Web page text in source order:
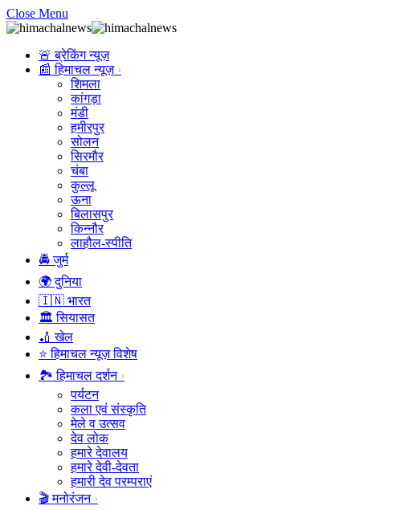
Close Menu
🚨 ब्रेकिंग न्यूज़
📰 हिमाचल न्यूज़
शिमला
कांगड़ा
मंडी
हमीरपुर
सोलन
सिरमौर
चंबा
कुल्लू
ऊना
बिलासपुर
किन्नौर
लाहौल-स्पीति
🚔 जुर्म
🌍 दुनिया
🇮🇳 भारत
🏛️ सियासत
🏏 खेल
⭐ हिमाचल न्यूज़ विशेष
🏞️ हिमाचल दर्शन
पर्यटन
कला एवं संस्कृति
मेले व उत्सव
देव लोक
हमारे देवालय
हमारे देवी-देवता
हमारी देव परम्पराएं
🎬 मनोरंजन